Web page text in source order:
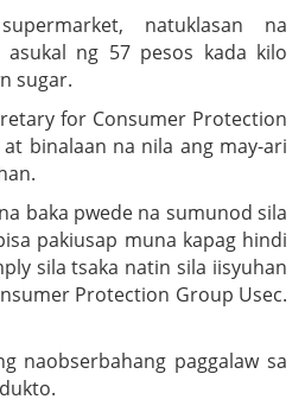
natuklasan na
ng 57 pesos kada kilo
sugar.
for Consumer Protection
binalaan na nila ang may-ari
baka pwede na sumunod sila
pakiusap muna kapag hindi
sila tsaka natin sila iisyuhan
Protection Group Usec.
naobserbahang paggalaw sa